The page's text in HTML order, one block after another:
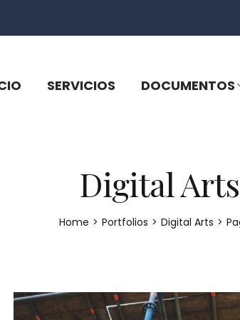
SERVICIOS DOCUMENTOS
Digital Arts
Home > Portfolios > Digital Arts >